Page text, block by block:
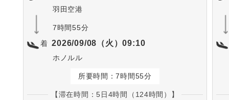
羽田空港
7時間55分
着 2026/09/08（火）09:10
ホノルル
所要時間：7時間55分
【滞在時間：5日4時間（124時間）】